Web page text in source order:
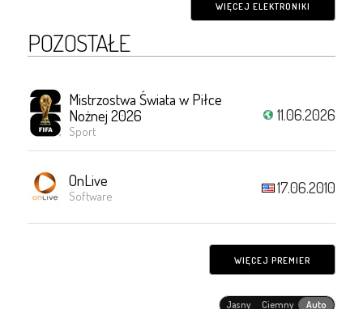
WIĘCEJ ELEKTRONIKI
POZOSTAŁE
Mistrzostwa Świata w Piłce
Nożnej 2026
Sport
11.06.2026
OnLive
Software 17.06.2010
WIĘCEJ PREMIER
Jasny Ciemny Auto